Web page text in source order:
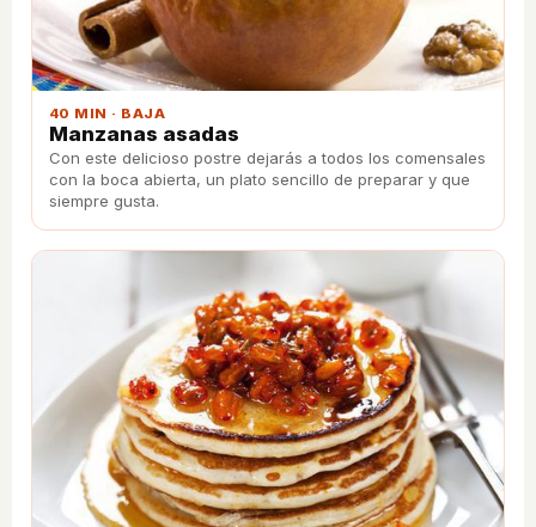
40 MIN · BAJA
Manzanas asadas
Con este delicioso postre dejarás a todos los comensales
con la boca abierta, un plato sencillo de preparar y que
siempre gusta.